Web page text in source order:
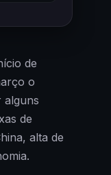
de
o
alguns
de
alta de